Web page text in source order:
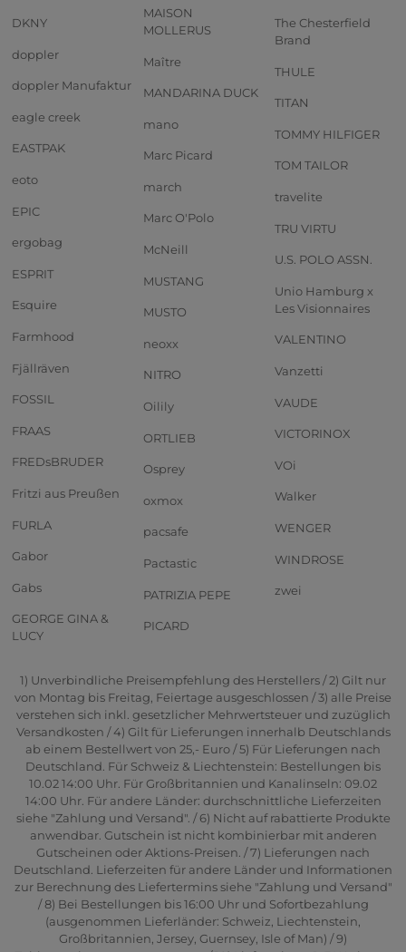
DKNY
doppler
doppler Manufaktur
eagle creek
EASTPAK
eoto
EPIC
ergobag
ESPRIT
Esquire
Farmhood
Fjällräven
FOSSIL
FRAAS
FREDsBRUDER
Fritzi aus Preußen
FURLA
Gabor
Gabs
GEORGE GINA &
LUCY
MAISON
MOLLERUS
Maître
MANDARINA DUCK
mano
Marc Picard
march
Marc O'Polo
McNeill
MUSTANG
MUSTO
neoxx
NITRO
Oilily
ORTLIEB
Osprey
oxmox
pacsafe
Pactastic
PATRIZIA PEPE
PICARD
The Chesterfield
Brand
THULE
TITAN
TOMMY HILFIGER
TOM TAILOR
travelite
TRU VIRTU
U.S. POLO ASSN.
Unio Hamburg x
Les Visionnaires
VALENTINO
Vanzetti
VAUDE
VICTORINOX
VOi
Walker
WENGER
WINDROSE
zwei
1) Unverbindliche Preisempfehlung des Herstellers / 2) Gilt nur
von Montag bis Freitag, Feiertage ausgeschlossen / 3) alle Preise
verstehen sich inkl. gesetzlicher Mehrwertsteuer und zuzüglich
Versandkosten / 4) Gilt für Lieferungen innerhalb Deutschlands
ab einem Bestellwert von 25,- Euro / 5) Für Lieferungen nach
Deutschland. Für Schweiz & Liechtenstein: Bestellungen bis
10.02 14:00 Uhr. Für Großbritannien und Kanalinseln: 09.02
14:00 Uhr. Für andere Länder: durchschnittliche Lieferzeiten
siehe "Zahlung und Versand". / 6) Nicht auf rabattierte Produkte
anwendbar. Gutschein ist nicht kombinierbar mit anderen
Gutscheinen oder Aktions-Preisen. / 7) Lieferungen nach
Deutschland. Lieferzeiten für andere Länder und Informationen
zur Berechnung des Liefertermins siehe "Zahlung und Versand"
/ 8) Bei Bestellungen bis 16:00 Uhr und Sofortbezahlung
(ausgenommen Lieferländer: Schweiz, Liechtenstein,
Großbritannien, Jersey, Guernsey, Isle of Man) / 9)